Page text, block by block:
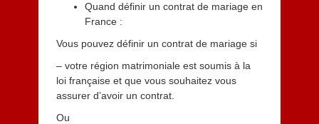
Quand définir un contrat de mariage en
France :
Vous pouvez définir un contrat de mariage si
– votre région matrimoniale est soumis à la
loi française et que vous souhaitez vous
assurer d’avoir un contrat.
Ou